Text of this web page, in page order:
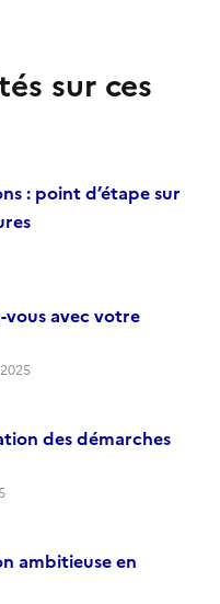
sur ces
: point d’étape sur
avec votre
des démarches
ambitieuse en